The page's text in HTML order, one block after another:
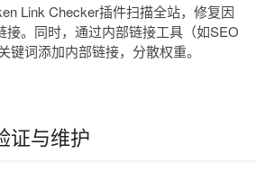
Link Checker插件扫描全站，修复因
接。同时，通过内部链接工具（如SEO
键词添加内部链接，分散权重。
证与维护